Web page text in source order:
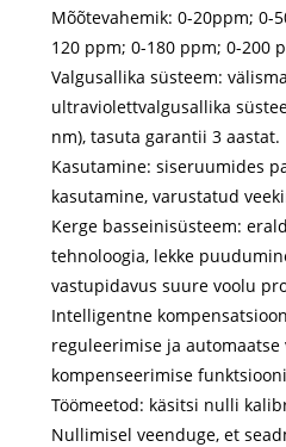
Mõõtevahemik: 0-20ppm; 0-
120 ppm; 0-180 ppm; 0-200
Valgusallika süsteem:
ultraviolettvalgusallika
nm), tasuta garantii 3 aastat.
Kasutamine: siseruumides
kasutamine, varustatud
Kerge basseinisüsteem:
tehnoloogia, lekke
vastupidavus suure voolu
Intelligentne
reguleerimise ja automaatse
kompenseerimise
Töömeetod: käsitsi nulli
Nullimisel veenduge, et